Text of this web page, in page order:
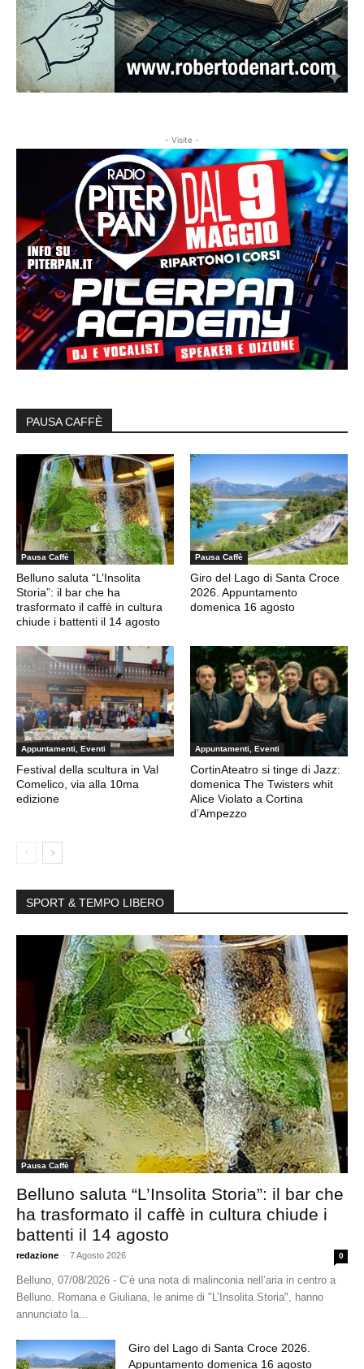
- Visite -
PAUSA CAFFÈ
Pausa Caffè
Belluno saluta “L’Insolita
Storia”: il bar che ha
trasformato il caffè in cultura
chiude i battenti il 14 agosto
Pausa Caffè
Giro del Lago di Santa Croce
2026. Appuntamento
domenica 16 agosto
Appuntamenti, Eventi
Festival della scultura in Val
Comelico, via alla 10ma
edizione
Appuntamenti, Eventi
CortinAteatro si tinge di Jazz:
domenica The Twisters whit
Alice Violato a Cortina
d’Ampezzo
SPORT & TEMPO LIBERO
Pausa Caffè
Belluno saluta “L’Insolita Storia”: il bar che
ha trasformato il caffè in cultura chiude i
battenti il 14 agosto
redazione - 7 Agosto 2026 0
Belluno, 07/08/2026 - C’è una nota di malinconia nell’aria in centro a
Belluno. Romana e Giuliana, le anime di "L’Insolita Storia", hanno
annunciato la...
Giro del Lago di Santa Croce 2026.
Appuntamento domenica 16 agosto